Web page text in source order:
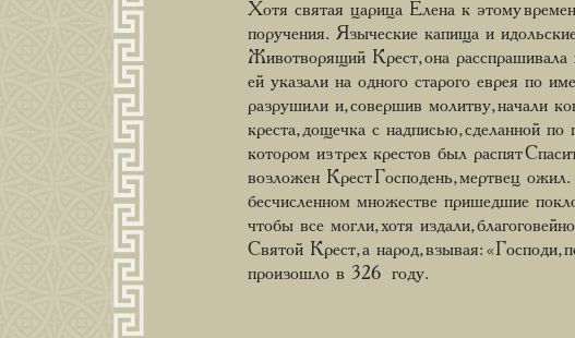
Хотя святая царица Елена к этому
поручения. Языческие капища и
Животворящий Крест, она расспрашивала
ей указали на одного старого еврея по
разрушили и, совершив молитву, начали
креста, дощечка с надписью, сделанной
котором из трех крестов был распят
возложен Крест Господень, мертвец
бесчисленном множестве пришедшие
чтобы все могли, хотя издали,
Святой Крест, а народ, взывая: «Господи,
произошло в 326 году.